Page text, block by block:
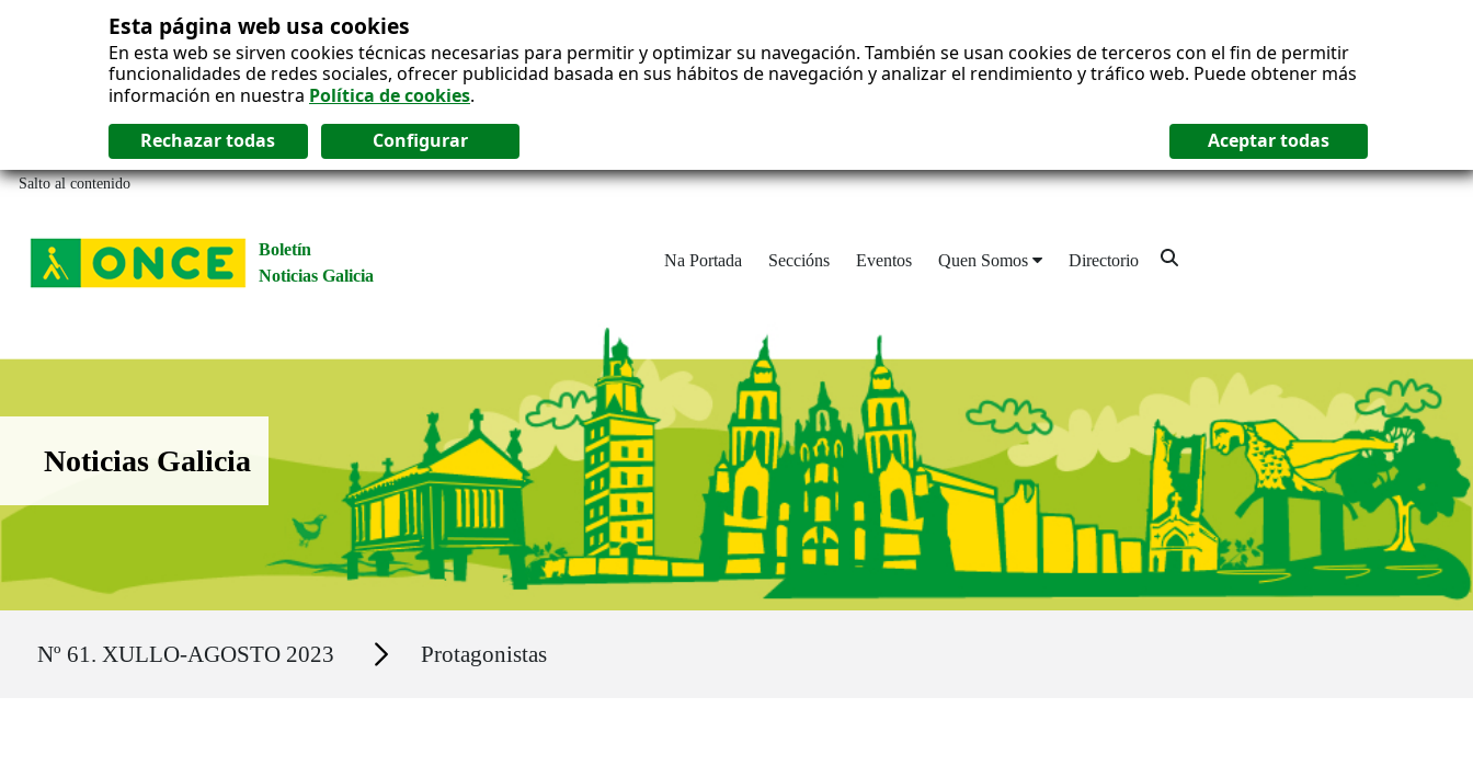
Esta página web usa cookies
En esta web se sirven cookies técnicas necesarias para permitir y optimizar su navegación. También se usan cookies de terceros con el fin de permitir
funcionalidades de redes sociales, ofrecer publicidad basada en sus hábitos de navegación y analizar el rendimiento y tráfico web. Puede obtener más
información en nuestra Política de cookies.
Salto al contenido
Boletín
Noticias Galicia
Na Portada Seccións Eventos Quen Somos Directorio
Boletín Noticias Galicia
Noticias Galicia
Nº 61. XULLO-AGOSTO 2023 Secciones Protagonistas